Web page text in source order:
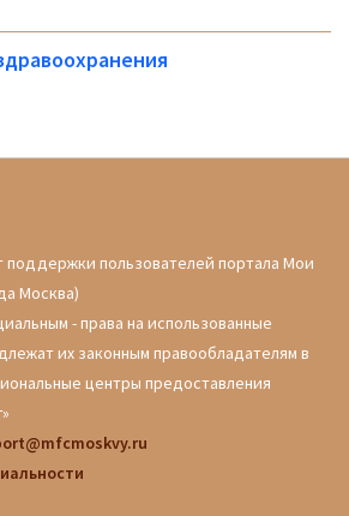
пользователей портала Мои
Москва)
- права на использованные
их законным правообладателям в
центры предоставления